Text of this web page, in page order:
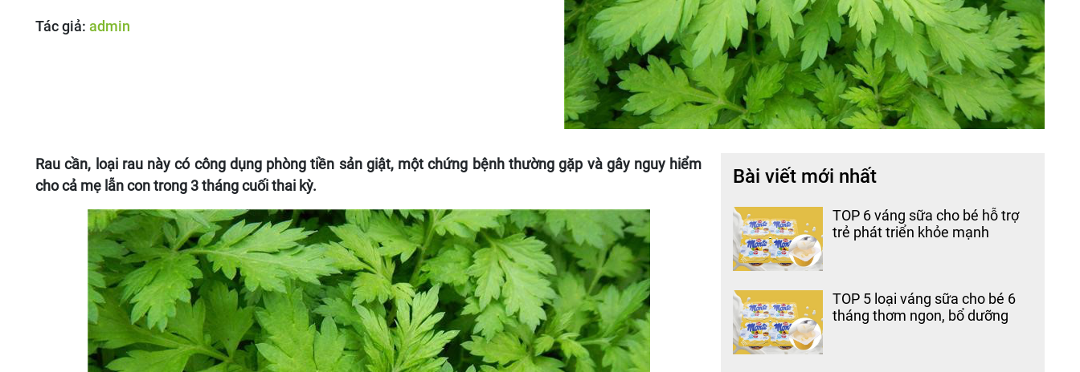
Tác giả: admin
Rau cần, loại rau này có công dụng phòng tiền sản giật, một chứng bệnh thường gặp và gây nguy hiểm
cho cả mẹ lẫn con trong 3 tháng cuối thai kỳ.
Bài viết mới nhất
TOP 6 váng sữa cho bé hỗ trợ
trẻ phát triển khỏe mạnh
TOP 5 loại váng sữa cho bé 6
tháng thơm ngon, bổ dưỡng